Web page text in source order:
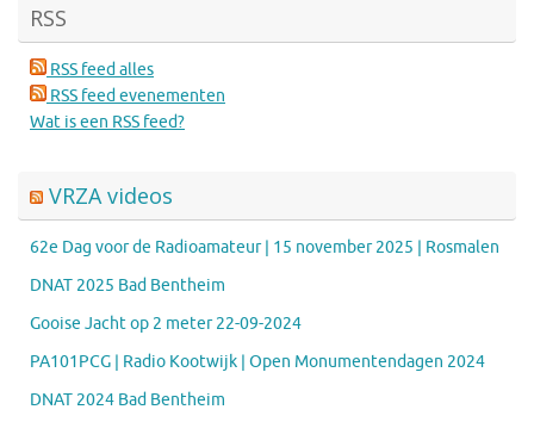
RSS
RSS feed alles
RSS feed evenementen
Wat is een RSS feed?
VRZA videos
62e Dag voor de Radioamateur | 15 november 2025 | Rosmalen
DNAT 2025 Bad Bentheim
Gooise Jacht op 2 meter 22-09-2024
PA101PCG | Radio Kootwijk | Open Monumentendagen 2024
DNAT 2024 Bad Bentheim